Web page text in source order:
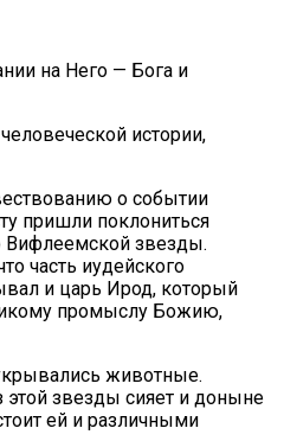
на Него — Бога и
истории,
о событии
пришли поклониться
Вифлеемской звезды.
часть иудейского
и царь Ирод, который
промыслу Божию,
животные.
звезды сияет и доныне
ей и различными